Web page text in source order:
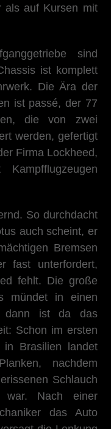
als auf Kursen mit
sind
ist komplett
Die Ära der
ist passé, der 77
die von zwei
werden, gefertigt
Firma Lockheed,
So durchdacht
auch scheint, er
Bremsen
fast unterfordert,
fehlt. Die große
mündet in einen
dann ist da das
Schon im ersten
Brasilien landet
nachdem
Schlauch
war. Nach einer
das Auto